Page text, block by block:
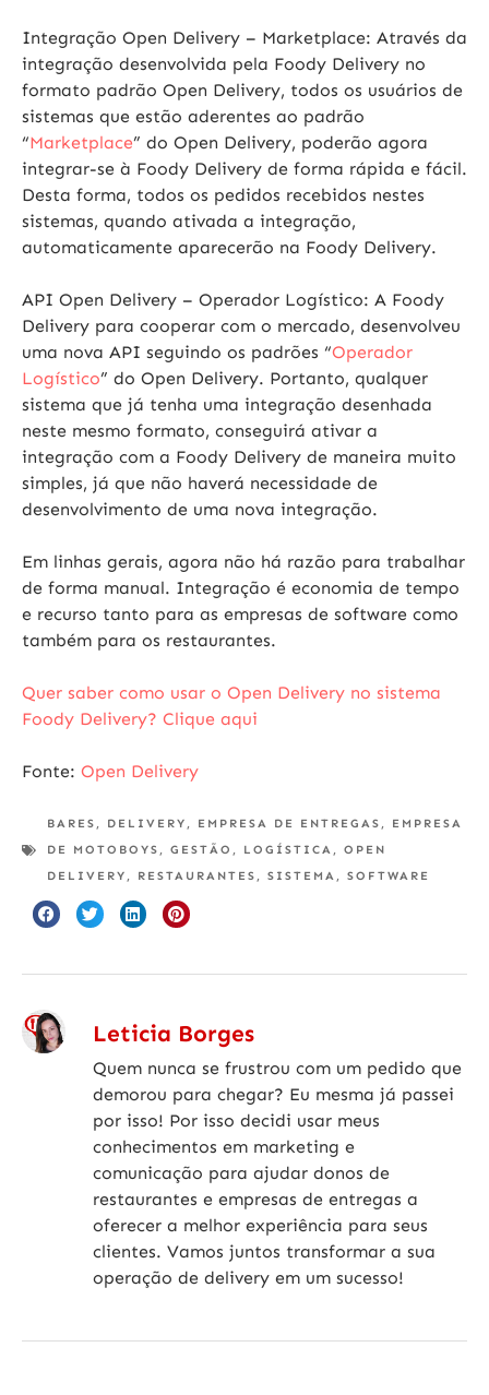
Integração Open Delivery – Marketplace: Através da
integração desenvolvida pela Foody Delivery no
formato padrão Open Delivery, todos os usuários de
sistemas que estão aderentes ao padrão
“Marketplace” do Open Delivery, poderão agora
integrar-se à Foody Delivery de forma rápida e fácil.
Desta forma, todos os pedidos recebidos nestes
sistemas, quando ativada a integração,
automaticamente aparecerão na Foody Delivery.
API Open Delivery – Operador Logístico: A Foody
Delivery para cooperar com o mercado, desenvolveu
uma nova API seguindo os padrões “Operador
Logístico” do Open Delivery. Portanto, qualquer
sistema que já tenha uma integração desenhada
neste mesmo formato, conseguirá ativar a
integração com a Foody Delivery de maneira muito
simples, já que não haverá necessidade de
desenvolvimento de uma nova integração.
Em linhas gerais, agora não há razão para trabalhar
de forma manual. Integração é economia de tempo
e recurso tanto para as empresas de software como
também para os restaurantes.
Quer saber como usar o Open Delivery no sistema
Foody Delivery? Clique aqui
Fonte: Open Delivery
BARES , DELIVERY , EMPRESA DE ENTREGAS , EMPRESA
DE MOTOBOYS , GESTÃO , LOGÍSTICA , OPEN
DELIVERY , RESTAURANTES , SISTEMA , SOFTWARE
Leticia Borges
Quem nunca se frustrou com um pedido que
demorou para chegar? Eu mesma já passei
por isso! Por isso decidi usar meus
conhecimentos em marketing e
comunicação para ajudar donos de
restaurantes e empresas de entregas a
oferecer a melhor experiência para seus
clientes. Vamos juntos transformar a sua
operação de delivery em um sucesso!